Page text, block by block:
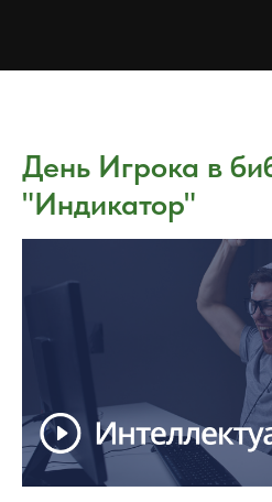
День Игрока в
"Индикатор"